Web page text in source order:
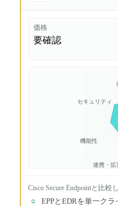
価格
要確認
連携・拡
機能性
セキュリティ
Cisco Secure Endpointと比較
○
EPPとEDRを単一ク